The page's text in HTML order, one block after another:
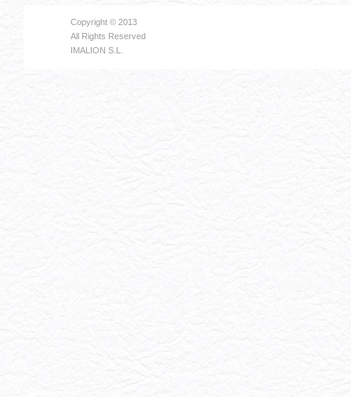
Copyright © 2013
All Rights Reserved
IMALION S.L.